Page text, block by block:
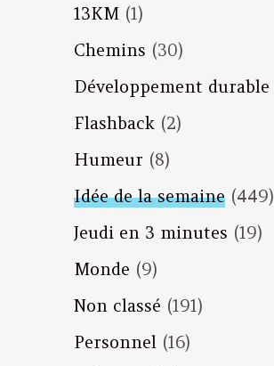
13KM(1)
Chemins (30)
Développement durable
Flashback (2)
Humeur (8)
Idée de la semaine(449)
Jeudi en 3 minutes (19)
Monde (9)
Non classé (191)
Personnel (16)